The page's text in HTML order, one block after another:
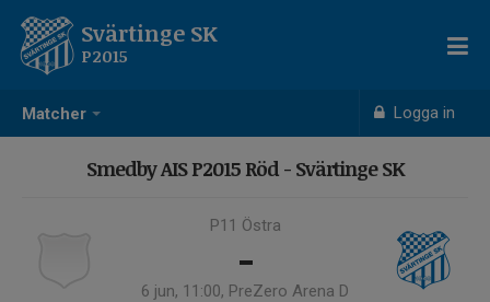
Matcher Logga in
Svärtinge SK
P2015
Smedby AIS P2015 Röd - Svärtinge SK
P11 Östra
-
6 jun, 11:00, PreZero Arena D